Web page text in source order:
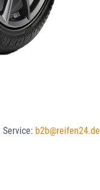
b2b@reifen24.de